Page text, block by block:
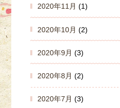
2020年11月 (1)
2020年10月 (2)
2020年9月 (3)
2020年8月 (2)
2020年7月 (3)